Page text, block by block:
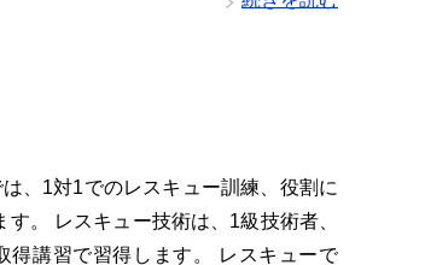
、1対1でのレスキュー訓練、役割に
。 レスキュー技術は、1級技術者、
得講習で習得します。 レスキューで